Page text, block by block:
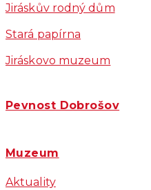
Jiráskův rodný dům
Stará papírna
Jiráskovo muzeum
Pevnost Dobrošov
Muzeum
Aktuality